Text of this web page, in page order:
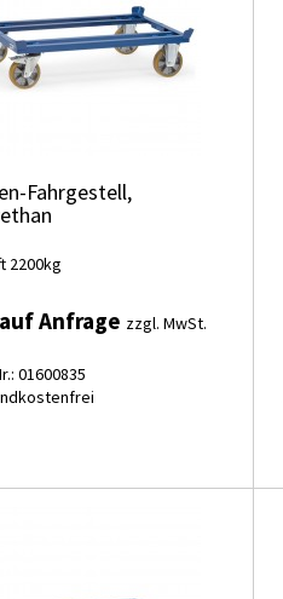
Fahrgestell,
2200kg
Anfrage zzgl. MwSt.
01600835